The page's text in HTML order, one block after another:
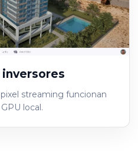
streaming funcionan
local.